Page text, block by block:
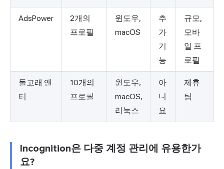
AdsPower
2개의
프로필
윈도우,
macOS
추
가
기
능
규모,
모바
일 프
로필
돌고래 앤
티
10개의
프로필
윈도우,
macOS,
리눅스
아
니
요
제휴
팀
Incognition은 다중 계정 관리에 유용한가
요?